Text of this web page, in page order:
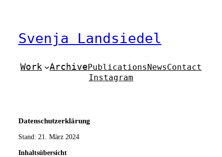
Svenja Landsiedel
Work ArchivePublicationsNewsContact
Instagram
Datenschutzerklärung
Stand: 21. März 2024
Inhaltsübersicht